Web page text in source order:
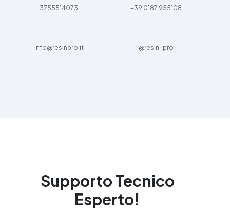
3755514073 +39 0187 955108
info@resinpro.it @resin_pro
Supporto Tecnico
Esperto!